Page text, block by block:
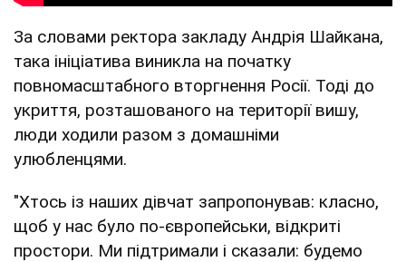
За словами ректора закладу Андрія Шайкана,
така ініціатива виникла на початку
повномасштабного вторгнення Росії. Тоді до
укриття, розташованого на території вишу,
люди ходили разом з домашніми
улюбленцями.
"Хтось із наших дівчат запропонував: класно,
щоб у нас було по-європейськи, відкриті
простори. Ми підтримали і сказали: будемо